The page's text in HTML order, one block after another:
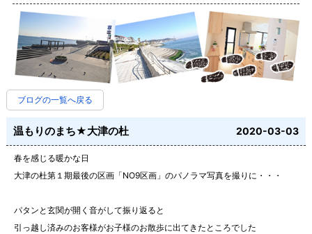
ブログの一覧へ戻る
温もりのまち★大津の杜 2020-03-03
春を感じる暖かな日
大津の杜第１期最後の区画「NO9区画」のパノラマ写真を撮りに・・・
パタンと玄関が開く音がして振り返ると
引っ越し済みのお客様がお子様のお散歩に出てきたところでした